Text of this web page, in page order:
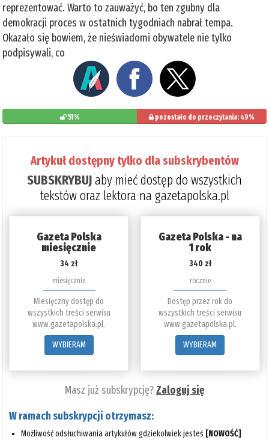
reprezentować. Warto to zauważyć, bo ten zgubny dla
demokracji proces w ostatnich tygodniach nabrał tempa.
Okazało się bowiem, że nieświadomi obywatele nie tylko
podpisywali, co
51% pozostało do przeczytania: 49%
Artykuł dostępny tylko dla subskrybentów
SUBSKRYBUJaby mieć dostęp do wszystkich
tekstów oraz lektora na gazetapolska.pl
Gazeta Polska
miesięcznie
34 zł
miesięcznie
Miesięczny dostęp do
wszystkich treści serwisu
www.gazetapolska.pl.
WYBIERAM
Gazeta Polska - na
1 rok
340 zł
rocznie
Dostęp przez rok do
wszystkich treści serwisu
www.gazetapolska.pl.
WYBIERAM
Masz już subskrypcję?Zaloguj się
W ramach subskrypcji otrzymasz:
Możliwość odsłuchiwania artykułów gdziekolwiek jesteś [NOWOŚĆ]